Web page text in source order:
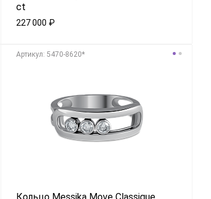
ct
227 000 ₽
Aртикул: 5470-8620*